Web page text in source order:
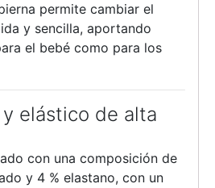
permite cambiar el
y sencilla, aportando
el bebé como para los
elástico de alta
con una composición de
y 4 % elastano, con un